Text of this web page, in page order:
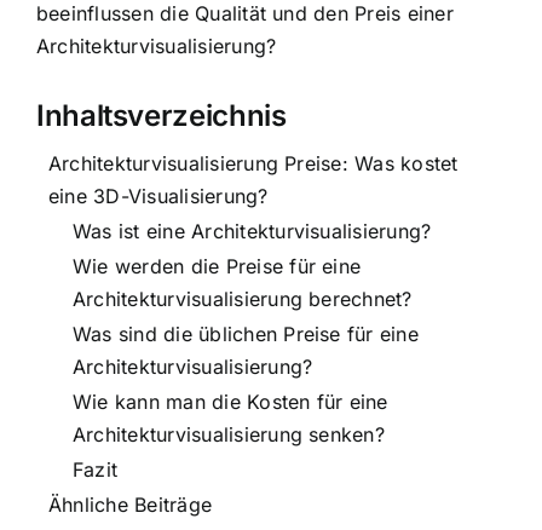
beeinflussen die Qualität und den Preis einer
Architekturvisualisierung?
Inhaltsverzeichnis
Architekturvisualisierung Preise: Was kostet
eine 3D-Visualisierung?
Was ist eine Architekturvisualisierung?
Wie werden die Preise für eine
Architekturvisualisierung berechnet?
Was sind die üblichen Preise für eine
Architekturvisualisierung?
Wie kann man die Kosten für eine
Architekturvisualisierung senken?
Fazit
Ähnliche Beiträge